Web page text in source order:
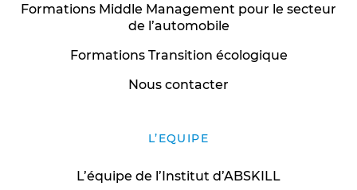
Formations Middle Management pour le secteur
de l’automobile
Formations Transition écologique
Nous contacter
L’EQUIPE
L’équipe de l’Institut d’ABSKILL